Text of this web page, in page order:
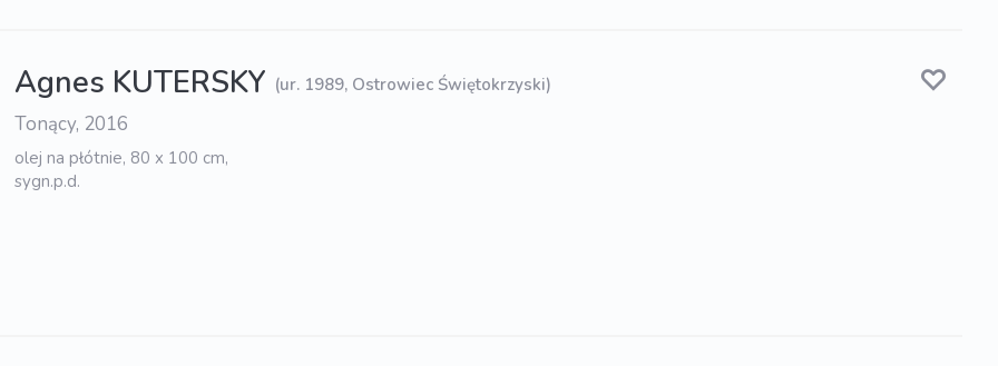
Agnes KUTERSKY (ur. 1989, Ostrowiec Świętokrzyski)
Tonący, 2016
olej na płótnie, 80 x 100 cm,
sygn.p.d.